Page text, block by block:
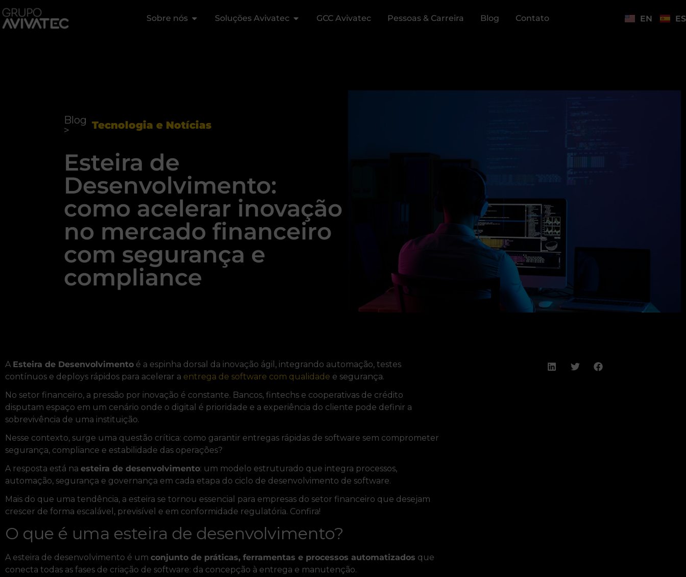
Sobre nós Soluções Avivatec GCC Avivatec Pessoas & Carreira Blog Contato EN ES
Blog
>
Tecnologia e Notícias
Esteira de
Desenvolvimento:
como acelerar inovação
no mercado financeiro
com segurança e
compliance
A Esteira de Desenvolvimento é a espinha dorsal da inovação ágil, integrando automação, testes
contínuos e deploys rápidos para acelerar a entrega de software com qualidade e segurança.
No setor financeiro, a pressão por inovação é constante. Bancos, fintechs e cooperativas de crédito
disputam espaço em um cenário onde o digital é prioridade e a experiência do cliente pode definir a
sobrevivência de uma instituição.
Nesse contexto, surge uma questão crítica: como garantir entregas rápidas de software sem comprometer
segurança, compliance e estabilidade das operações?
A resposta está na esteira de desenvolvimento: um modelo estruturado que integra processos,
automação, segurança e governança em cada etapa do ciclo de desenvolvimento de software.
Mais do que uma tendência, a esteira se tornou essencial para empresas do setor financeiro que desejam
crescer de forma escalável, previsível e em conformidade regulatória. Confira!
O que é uma esteira de desenvolvimento?
A esteira de desenvolvimento é um conjunto de práticas, ferramentas e processos automatizados que
conecta todas as fases de criação de software: da concepção à entrega e manutenção.